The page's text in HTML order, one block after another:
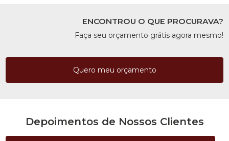
ENCONTROU O QUE PROCURAVA?
Faça seu orçamento grátis agora mesmo!
Quero meu orçamento
Depoimentos de Nossos Clientes